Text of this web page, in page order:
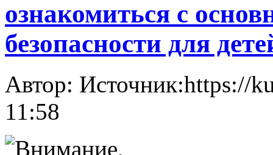
ознакомиться с
безопасности для
Автор: Источник:https://
11:58